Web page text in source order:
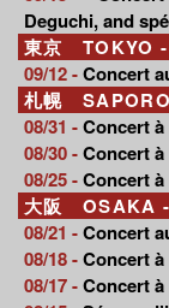
Deguchi, and
東京 TOKYO
09/12 -Concert
札幌
08/31 -Concert
08/30 -Concert à
08/25 -Concert
大阪 OSAKA
08/21 -Concert
08/18 -Concert
08/17 -Concert